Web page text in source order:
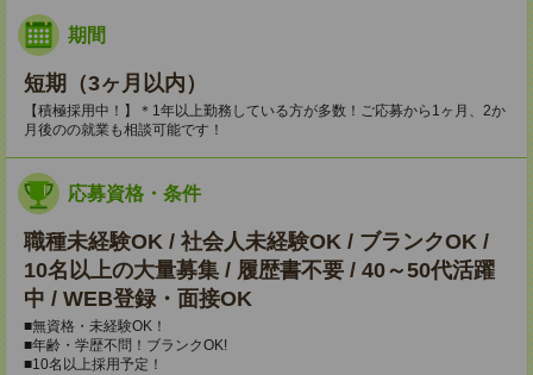
期間
短期（3ヶ月以内）
【積極採用中！】＊1年以上勤務している方が多数！ご応募から1ヶ月、2か
月後のの就業も相談可能です！
応募資格・条件
職種未経験OK / 社会人未経験OK / ブランクOK /
10名以上の大量募集 / 履歴書不要 / 40～50代活躍
中 / WEB登録・面接OK
■無資格・未経験OK！
■年齢・学歴不問！ブランクOK!
■10名以上採用予定！